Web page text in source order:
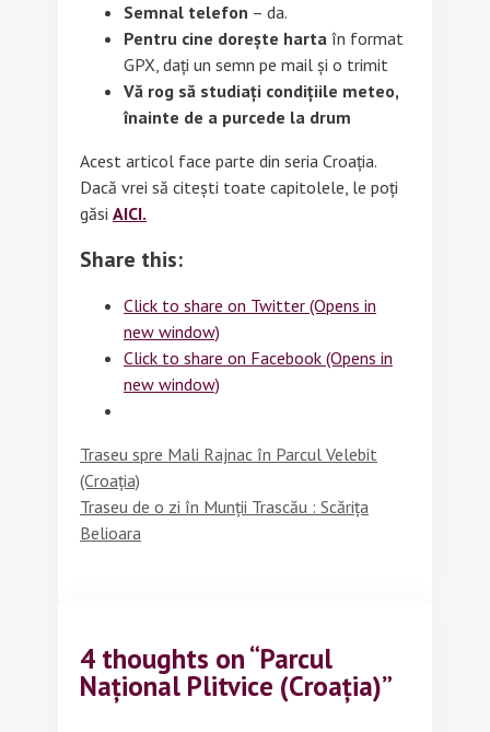
Semnal telefon – da.
Pentru cine dorește harta în format
GPX, dați un semn pe mail și o trimit
Vă rog să studiați condițiile meteo,
înainte de a purcede la drum
Acest articol face parte din seria Croația.
Dacă vrei să citești toate capitolele, le poți
găsi AICI.
Share this:
Click to share on Twitter (Opens in
new window)
Click to share on Facebook (Opens in
new window)
Traseu spre Mali Rajnac în Parcul Velebit
(Croația)
Traseu de o zi în Munții Trascău : Scărița
Belioara
4 thoughts on “Parcul
Național Plitvice (Croația)”